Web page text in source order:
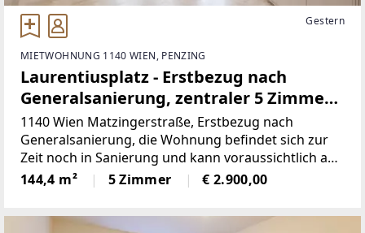
Gestern
MIETWOHNUNG 1140 WIEN, PENZING
Laurentiusplatz - Erstbezug nach
Generalsanierung, zentraler 5 Zimmer
Altbau
1140 Wien Matzingerstraße, Erstbezug nach
Generalsanierung, die Wohnung befindet sich zur
Zeit noch in Sanierung und kann voraussichtlich ab
dem 15. August 2026 bezogen werden, es sind 4 von
5 Zimmer vom Vorzimmer
144,4 m² 5 Zimmer € 2.900,00